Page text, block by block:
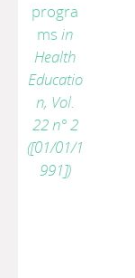
progra
ms in
Health
Educatio
n, Vol.
22 n° 2
([01/01/1
991])